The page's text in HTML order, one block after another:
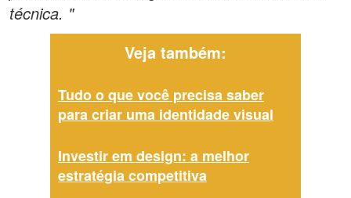
técnica. "
Veja também:
Tudo o que você precisa saber
para criar uma identidade visual
Investir em design: a melhor
estratégia competitiva